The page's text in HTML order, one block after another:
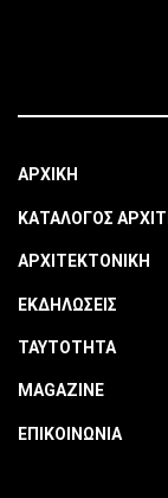
ΑΡΧΙΚΗ
ΚΑΤΑΛΟΓΟΣ
ΑΡΧΙΤΕΚΤΟΝΙΚΗ
ΕΚΔΗΛΩΣΕΙΣ
ΤΑΥΤΟΤΗΤΑ
MAGAZINE
ΕΠΙΚΟΙΝΩΝΙΑ